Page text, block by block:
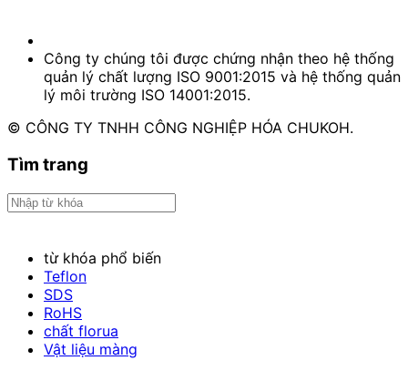
Công ty chúng tôi được chứng nhận theo hệ thống
quản lý chất lượng ISO 9001:2015 và hệ thống quản
lý môi trường ISO 14001:2015.
© CÔNG TY TNHH CÔNG NGHIỆP HÓA CHUKOH.
Tìm trang
từ khóa phổ biến
Teflon
SDS
RoHS
chất florua
Vật liệu màng